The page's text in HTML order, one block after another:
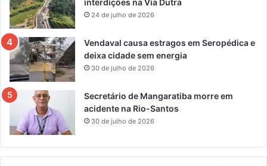
interdições na Via Dutra
24 de julho de 2026
Vendaval causa estragos em Seropédica e
deixa cidade sem energia
30 de julho de 2026
Secretário de Mangaratiba morre em
acidente na Rio-Santos
30 de julho de 2026